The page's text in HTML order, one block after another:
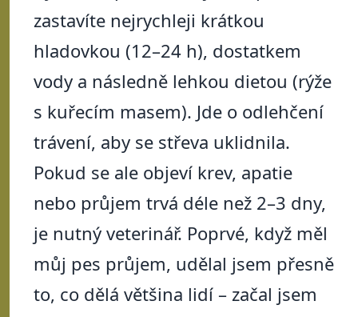
zastavíte nejrychleji krátkou
hladovkou (12–24 h), dostatkem
vody a následně lehkou dietou (rýže
s kuřecím masem). Jde o odlehčení
trávení, aby se střeva uklidnila.
Pokud se ale objeví krev, apatie
nebo průjem trvá déle než 2–3 dny,
je nutný veterinář. Poprvé, když měl
můj pes průjem, udělal jsem přesně
to, co dělá většina lidí – začal jsem